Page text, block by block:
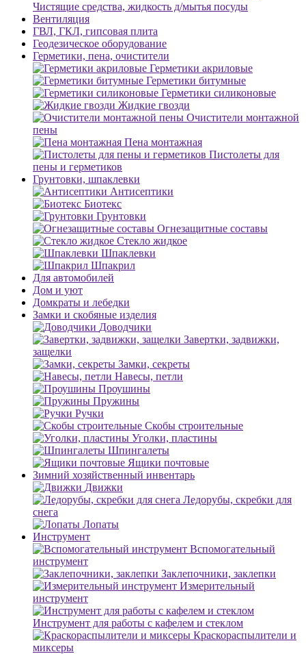
Чистящие средства, жидкость д/мытья посуды
Вентиляция
ГВЛ, ГКЛ, гипсовая плита
Геодезическое оборудование
Герметики, пена, очистители
Герметики акриловые
Герметики битумные
Герметики силиконовые
Жидкие гвозди
Очистители монтажной
пены
Пена монтажная
Пистолеты для
пены и герметиков
Грунтовки, шпаклевки
Антисептики
Биотекс
Грунтовки
Огнезащитные составы
Стекло жидкое
Шпаклевки
Шпакрил
Для автомобилей
Дом и уют
Домкраты и лебедки
Замки и скобяные изделия
Доводчики
Завертки, задвижки,
защелки
Замки, секреты
Навесы, петли
Проушины
Пружины
Ручки
Скобы строительные
Уголки, пластины
Шпингалеты
Ящики почтовые
Зимний хозяйственный инвентарь
Движки
Ледорубы, скребки для
снега
Лопаты
Инструмент
Вспомогательный
инструмент
Заклепочники, заклепки
Измерительный
инструмент
Инструмент для работы с кафелем и стеклом
Краскораспылители и
миксеры